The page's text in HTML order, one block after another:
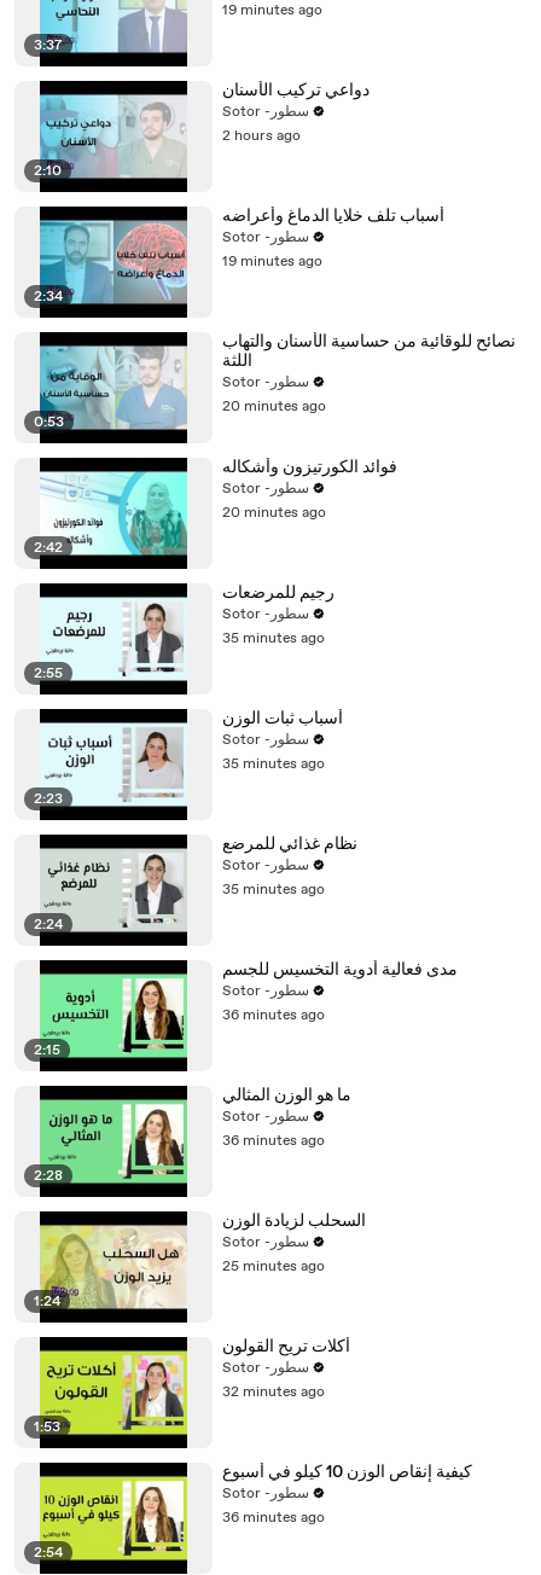
3:37
19 minutes ago
2:10
دواعي تركيب الأسنان
Sotor -سطور
2 hours ago
2:34
أسباب تلف خلايا الدماغ وأعراضه
Sotor -سطور
19 minutes ago
0:53
نصائح للوقائية من حساسية الأسنان والتهاب
اللثة
Sotor -سطور
20 minutes ago
2:42
فوائد الكورتيزون وأشكاله
Sotor -سطور
20 minutes ago
2:55
رجيم للمرضعات
Sotor -سطور
35 minutes ago
2:23
أسباب ثبات الوزن
Sotor -سطور
35 minutes ago
2:24
نظام غذائي للمرضع
Sotor -سطور
35 minutes ago
2:15
مدى فعالية أدوية التخسيس للجسم
Sotor -سطور
36 minutes ago
2:28
ما هو الوزن المثالي
Sotor -سطور
36 minutes ago
1:24
السحلب لزيادة الوزن
Sotor -سطور
25 minutes ago
1:53
أكلات تريح القولون
Sotor -سطور
32 minutes ago
2:54
كيفية إنقاص الوزن 10 كيلو في أسبوع
Sotor -سطور
36 minutes ago